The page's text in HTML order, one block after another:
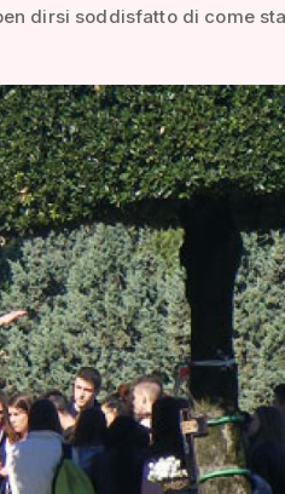
dirsi soddisfatto di come